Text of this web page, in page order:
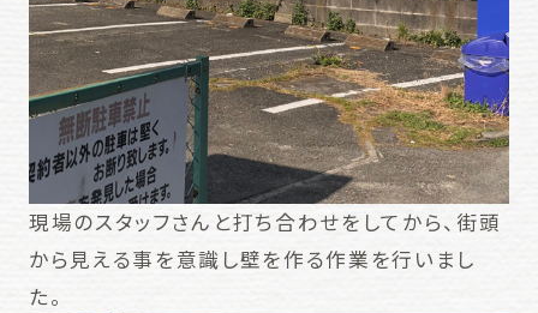
現場のスタッフさんと打ち合わせをしてから、街頭
から見える事を意識し壁を作る作業を行いまし
た。